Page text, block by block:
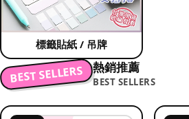
標籤貼紙 / 吊牌
BEST SELLERS 熱銷推薦
BEST SELLERS